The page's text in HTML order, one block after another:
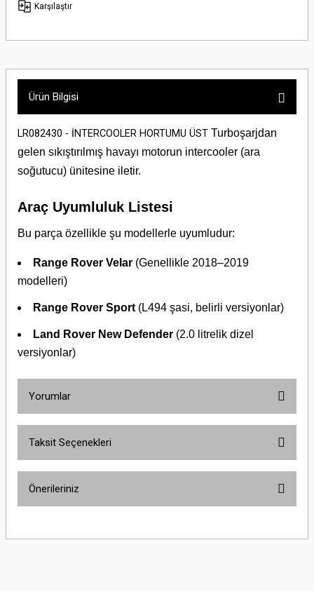
Karşılaştır
Ürün Bilgisi
LR082430 - İNTERCOOLER HORTUMU ÜST Turboşarjdan
gelen sıkıştırılmış havayı motorun intercooler (ara
soğutucu) ünitesine iletir.
Araç Uyumluluk Listesi
Bu parça özellikle şu modellerle uyumludur:
Range Rover Velar (Genellikle 2018–2019
modelleri)
Range Rover Sport (L494 şasi, belirli versiyonlar)
Land Rover New Defender (2.0 litrelik dizel
versiyonlar)
Yorumlar
Taksit Seçenekleri
Önerileriniz
yetersiz gördüğünüz noktaları öneri formunu kullanarak tarafımıza